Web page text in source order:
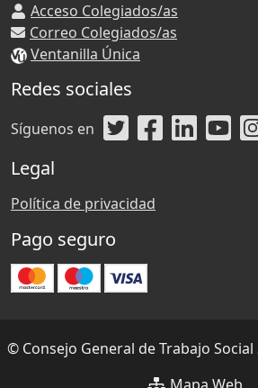
Acceso Colegiados/as
Correo Colegiados/as
Ventanilla Única
Redes sociales
Síguenos en
Legal
Política de privacidad
Pago seguro
© Consejo General de Trabajo Social